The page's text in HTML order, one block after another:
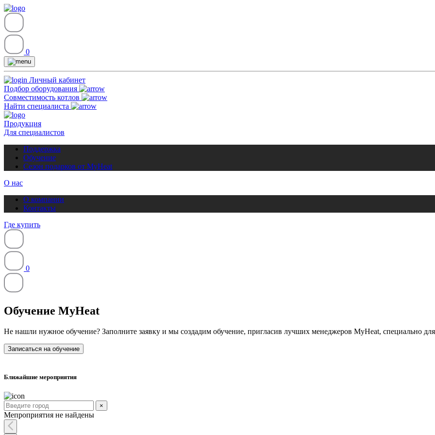
0
Личный кабинет
Подбор оборудования
Совместимость котлов
Найти специалиста
Продукция
Для специалистов
Поддержка
Обучение
Сезон подарков от MyHeat
О нас
О компании
Контакты
Где купить
0
Обучение MyHeat
Не нашли нужное обучение? Заполните заявку и мы создадим обучение, пригласив лучших менеджеров MyHeat, специально
Записаться на обучение
Ближайшие мероприятия
×
Мепроприятия не найдены